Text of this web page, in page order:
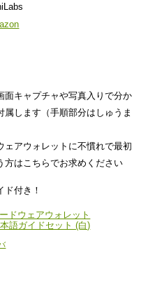
面キャプチャや写真入りで分か
します（手順部分はしゅうま
ェアウォレットに不慣れで最初
方はこちらでお求めください
付き！
ドウェアウォレット
語ガイドセット (白)